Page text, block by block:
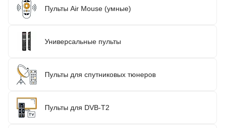
Пульты Air Mouse (умные)
Универсальные пульты
Пульты для спутниковых тюнеров
Пульты для DVB-T2